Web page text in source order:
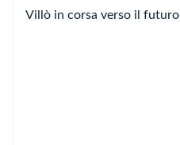
Villò in corsa verso il futuro